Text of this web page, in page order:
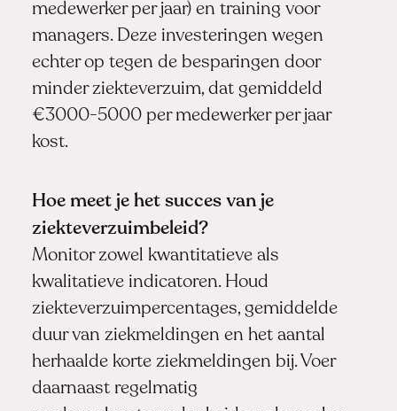
medewerker per jaar) en training voor
managers. Deze investeringen wegen
echter op tegen de besparingen door
minder ziekteverzuim, dat gemiddeld
€3000-5000 per medewerker per jaar
kost.
Hoe meet je het succes van je
ziekteverzuimbeleid?
Monitor zowel kwantitatieve als
kwalitatieve indicatoren. Houd
ziekteverzuimpercentages, gemiddelde
duur van ziekmeldingen en het aantal
herhaalde korte ziekmeldingen bij. Voer
daarnaast regelmatig